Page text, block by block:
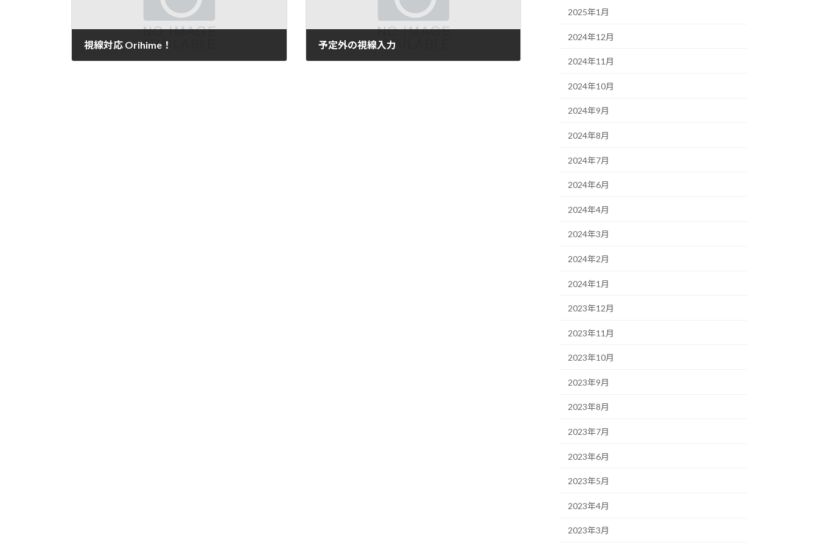
視線対応 Orihime！ 予定外の視線入力
2025年1月
2024年12月
2024年11月
2024年10月
2024年9月
2024年8月
2024年7月
2024年6月
2024年4月
2024年3月
2024年2月
2024年1月
2023年12月
2023年11月
2023年10月
2023年9月
2023年8月
2023年7月
2023年6月
2023年5月
2023年4月
2023年3月